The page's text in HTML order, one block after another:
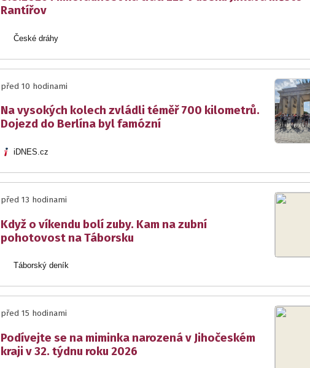
Rantířov
České dráhy
před 10 hodinami
Na vysokých kolech zvládli téměř 700 kilometrů.
Dojezd do Berlína byl famózní
iDNES.cz
před 13 hodinami
Když o víkendu bolí zuby. Kam na zubní
pohotovost na Táborsku
Táborský deník
před 15 hodinami
Podívejte se na miminka narozená v Jihočeském
kraji v 32. týdnu roku 2026